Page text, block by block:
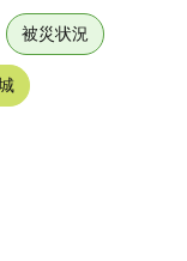
被災状況